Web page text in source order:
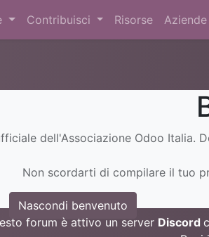
Contribuisci Risorse
dell'Associazione Odoo Italia.
Non scordarti di compilare il tuo
Nascondi benvenuto
forum è attivo un server Discord